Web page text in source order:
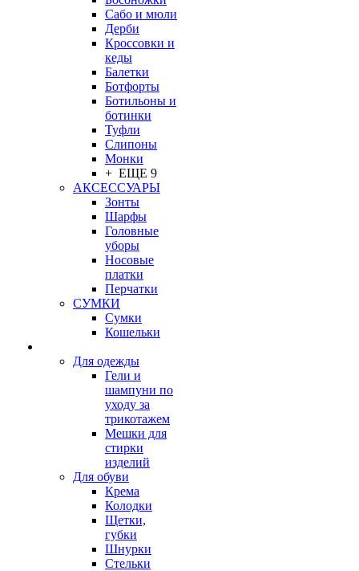
Сабо и мюли
Дерби
Кроссовки и
кеды
Балетки
Ботфорты
Ботильоны и
ботинки
Туфли
Слипоны
Монки
+ ЕЩЕ 9
АКСЕССУАРЫ
Зонты
Шарфы
Головные
уборы
Носовые
платки
Перчатки
СУМКИ
Сумки
Кошельки
Для одежды
Гели и
шампуни по
уходу за
трикотажем
Мешки для
стирки
изделий
Для обуви
Крема
Колодки
Щетки,
губки
Шнурки
Стельки